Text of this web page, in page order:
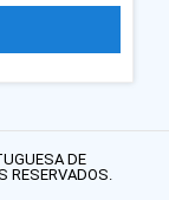
DE
RESERVADOS.